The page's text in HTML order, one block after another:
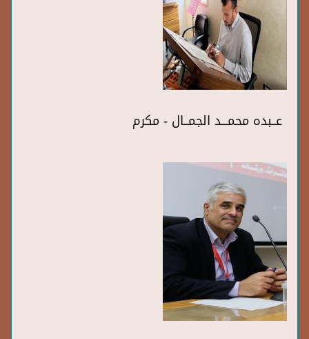
عــبده محمـــد الجمــال - مكرم